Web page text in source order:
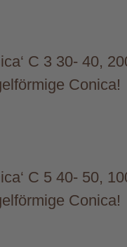
C 3 30- 40,
Conica!
C 5 40- 50,
Conica!